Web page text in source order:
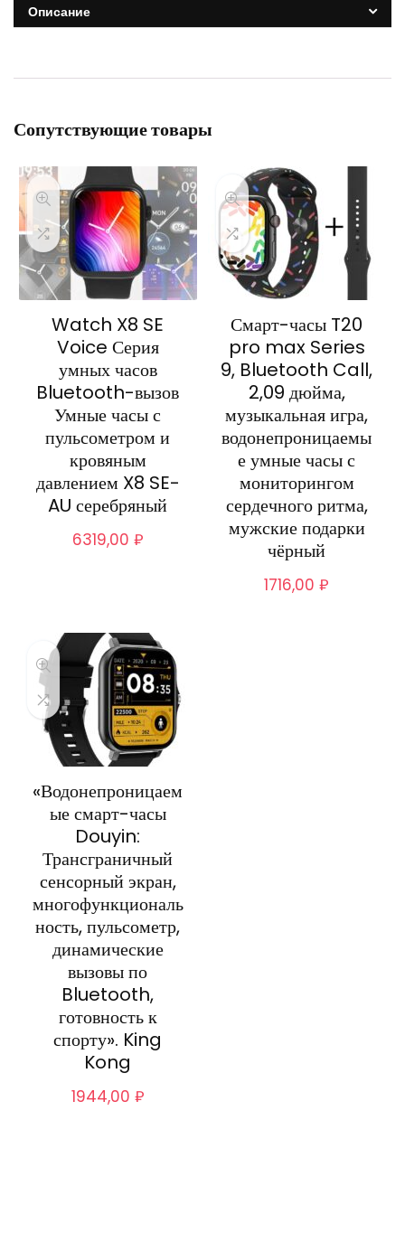
Описание
Сопутствующие товары
Watch X8 SE
Voice Серия
умных часов
Bluetooth-вызов
Умные часы с
пульсометром и
кровяным
давлением X8 SE-
AU серебряный
6319,00 ₽
Смарт-часы T20
pro max Series
9, Bluetooth Call,
2,09 дюйма,
музыкальная игра,
водонепроницаемы
е умные часы с
мониторингом
сердечного ритма,
мужские подарки
чёрный
1716,00₽
«Водонепроницаем
ые смарт-часы
Douyin:
Трансграничный
сенсорный экран,
многофункциональ
ность, пульсометр,
динамические
вызовы по
Bluetooth,
готовность к
спорту». King
Kong
1944,00 ₽